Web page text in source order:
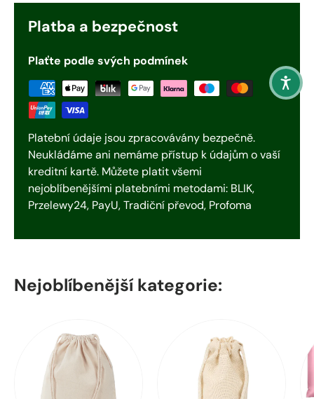
Platba a bezpečnost
Plaťte podle svých podmínek
Platební údaje jsou zpracovávány bezpečně.
Neukládáme ani nemáme přístup k údajům o vaší
kreditní kartě. Můžete platit všemi
nejoblíbenějšími platebními metodami: BLIK,
Przelewy24, PayU, Tradiční převod, Profoma
Nejoblíbenější kategorie: